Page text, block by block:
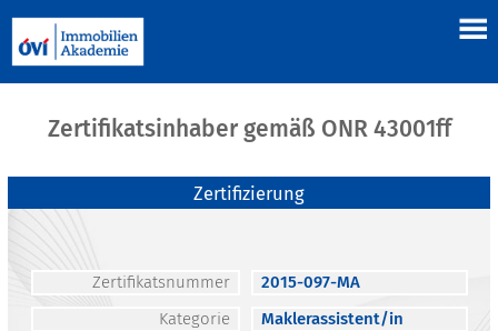
Zertifikatsinhaber gemäß ONR 43001ff
Zertifizierung
Zertifikatsnummer
2015-097-MA
Kategorie
Maklerassistent/in